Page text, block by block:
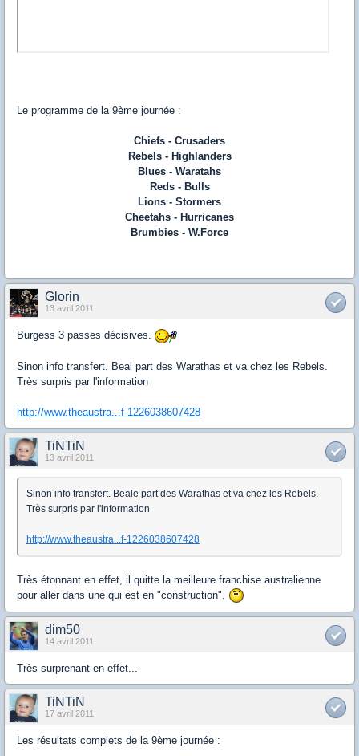
Le programme de la 9ème journée :
Chiefs - Crusaders
Rebels - Highlanders
Blues - Waratahs
Reds - Bulls
Lions - Stormers
Cheetahs - Hurricanes
Brumbies - W.Force
Glorin
13 avril 2011
Burgess 3 passes décisives.
Sinon info transfert. Beal part des Warathas et va chez les Rebels.
Très surpris par l'information
http://www.theaustra...f-1226038607428
TiNTiN
13 avril 2011
Sinon info transfert. Beale part des Warathas et va chez les Rebels.
Très surpris par l'information
http://www.theaustra...f-1226038607428
Très étonnant en effet, il quitte la meilleure franchise australienne
pour aller dans une qui est en "construction".
dim50
14 avril 2011
Très surprenant en effet...
TiNTiN
17 avril 2011
Les résultats complets de la 9ème journée :